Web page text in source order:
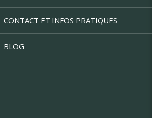
CONTACT ET INFOS PRATIQUES
BLOG